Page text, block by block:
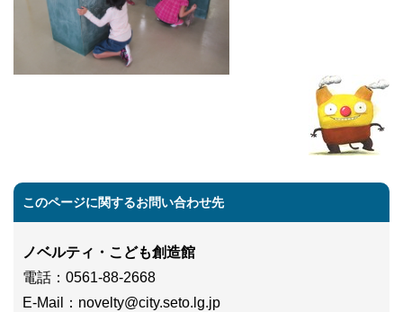
このページに関するお問い合わせ先
ノベルティ・こども創造館
電話 ：0561-88-2668
E-Mail
： novelty@city.seto.lg.jp